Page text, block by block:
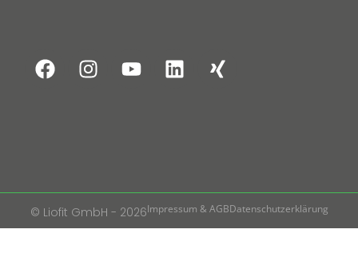
© Liofit GmbH - 2026Impressum & AGBDatenschutzerklärung